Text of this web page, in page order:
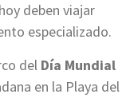
deben viajar
especializado.
del Día Mundial
en la Playa del